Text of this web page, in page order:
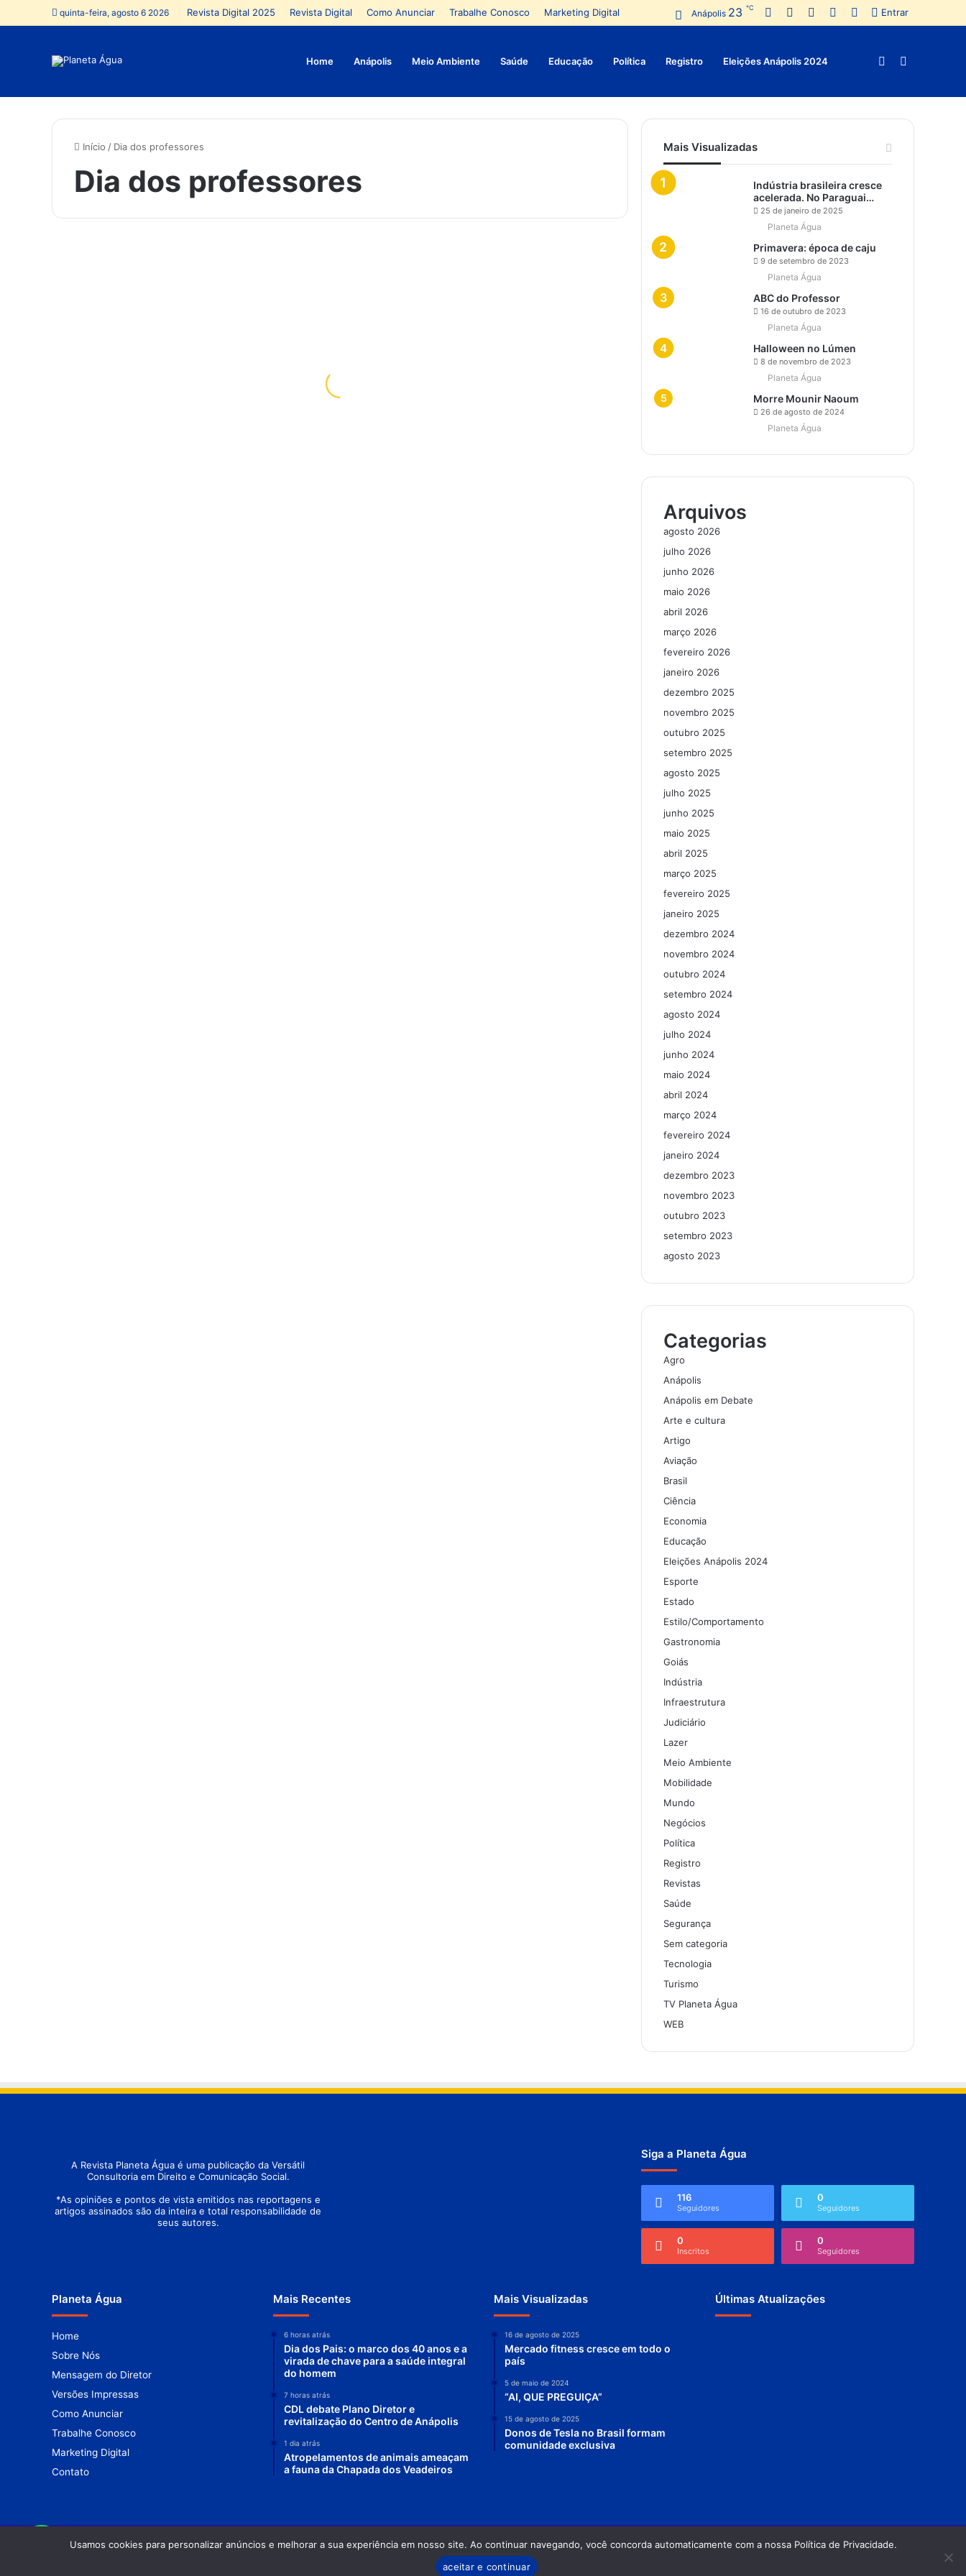
quinta-feira, agosto 6 2026 Revista Digital 2025 Revista Digital Como Anunciar Trabalhe Conosco Marketing Digital Entrar
Instagram
YouTube
Pinterest
Twitter
Facebook
Anápolis 23 ℃
Home Anápolis Meio Ambiente Saúde Educação Política Registro Eleições Anápolis 2024 Switch
Início / Dia dos professores
Dia dos professores
Mais Visualizadas
Indústria brasileira cresce
acelerada. No Paraguai…
25 de janeiro de 2025
Planeta Água
Primavera: época de caju
9 de setembro de 2023
Planeta Água
ABC do Professor
16 de outubro de 2023
Planeta Água
Halloween no Lúmen
8 de novembro de 2023
Planeta Água
Morre Mounir Naoum
26 de agosto de 2024
Planeta Água
Arquivos
agosto 2026
julho 2026
junho 2026
maio 2026
abril 2026
março 2026
fevereiro 2026
janeiro 2026
dezembro 2025
novembro 2025
outubro 2025
setembro 2025
agosto 2025
julho 2025
junho 2025
maio 2025
abril 2025
março 2025
fevereiro 2025
janeiro 2025
dezembro 2024
novembro 2024
outubro 2024
setembro 2024
agosto 2024
julho 2024
junho 2024
maio 2024
abril 2024
março 2024
fevereiro 2024
janeiro 2024
dezembro 2023
novembro 2023
outubro 2023
setembro 2023
agosto 2023
Categorias
Agro
Anápolis
Anápolis em Debate
Arte e cultura
Artigo
Aviação
Brasil
Ciência
Economia
Educação
Eleições Anápolis 2024
Esporte
Estado
Estilo/Comportamento
Gastronomia
Goiás
Indústria
Infraestrutura
Judiciário
Lazer
Meio Ambiente
Mobilidade
Mundo
Negócios
Política
Registro
Revistas
Saúde
Segurança
Sem categoria
Tecnologia
Turismo
TV Planeta Água
WEB
A Revista Planeta Água é uma publicação da Versátil
Consultoria em Direito e Comunicação Social.
*As opiniões e pontos de vista emitidos nas reportagens e
artigos assinados são da inteira e total responsabilidade de
seus autores.
Siga a Planeta Água
116
Seguidores
0
Seguidores
0
Inscritos
0
Seguidores
Planeta Água
Home
Sobre Nós
Mensagem do Diretor
Versões Impressas
Como Anunciar
Trabalhe Conosco
Marketing Digital
Contato
Mais Recentes
6 horas atrás
Dia dos Pais: o marco dos 40 anos e a
virada de chave para a saúde integral
do homem
7 horas atrás
CDL debate Plano Diretor e
revitalização do Centro de Anápolis
1 dia atrás
Atropelamentos de animais ameaçam
a fauna da Chapada dos Veadeiros
Mais Visualizadas
16 de agosto de 2025
Mercado fitness cresce em todo o
país
5 de maio de 2024
“AI, QUE PREGUIÇA”
15 de agosto de 2025
Donos de Tesla no Brasil formam
comunidade exclusiva
Últimas Atualizações
© Copyright 2026. Todos os direitos reservados |Revista Planeta Água - Odilon Alves Rosa DRT-GO: 0870/86 - OAB-GO: 12.754 Política de privacidade
Termos de Uso
Usamos cookies para personalizar anúncios e melhorar a sua experiência em nosso site. Ao continuar navegando, você concorda automaticamente com a nossa Política de Privacidade.
aceitar e continuar